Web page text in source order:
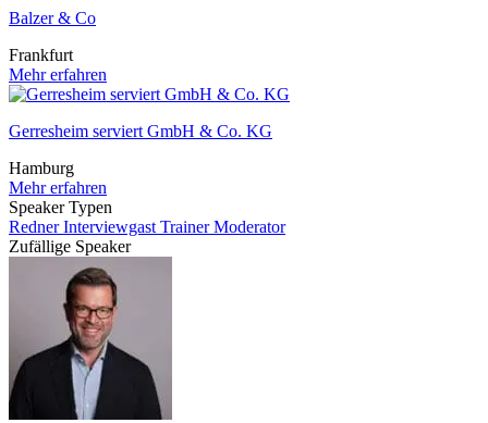
Balzer & Co
Frankfurt
Mehr erfahren
Gerresheim serviert GmbH & Co. KG
Hamburg
Mehr erfahren
Speaker Typen
RednerInterviewgast TrainerModerator
Zufällige Speaker